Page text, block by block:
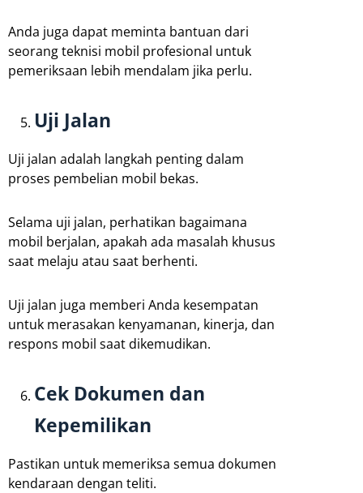
Anda juga dapat meminta bantuan dari
seorang teknisi mobil profesional untuk
pemeriksaan lebih mendalam jika perlu.
Uji Jalan
Uji jalan adalah langkah penting dalam
proses pembelian mobil bekas.
Selama uji jalan, perhatikan bagaimana
mobil berjalan, apakah ada masalah khusus
saat melaju atau saat berhenti.
Uji jalan juga memberi Anda kesempatan
untuk merasakan kenyamanan, kinerja, dan
respons mobil saat dikemudikan.
Cek Dokumen dan
Kepemilikan
Pastikan untuk memeriksa semua dokumen
kendaraan dengan teliti.